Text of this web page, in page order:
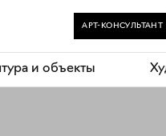
АРТ-КОНСУЛЬТАНТ
и объекты